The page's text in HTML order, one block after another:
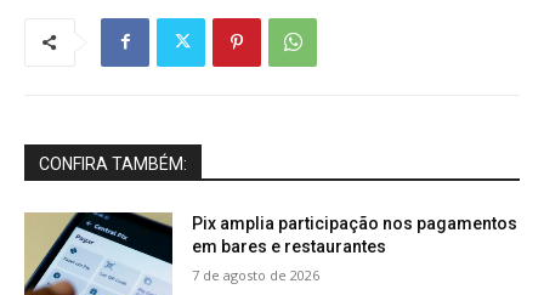
CONFIRA TAMBÉM:
Pix amplia participação nos pagamentos
em bares e restaurantes
7 de agosto de 2026